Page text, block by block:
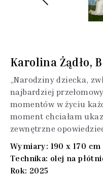
Karolina Żądło,
„Narodziny dziecka,
najbardziej
momentów w życiu
moment chciałam
zewnętrzne
Wymiary: 190 x 170 cm
Technika: olej na
Rok: 2025